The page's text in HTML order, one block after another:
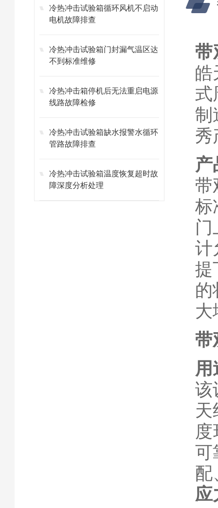
冷热冲击试验箱循环风机不启动
电机故障排查
冷热冲击试验箱门封漏气温区达
不到标准维修
冷热冲击箱停机后无法重启电源
线路故障检修
冷热冲击试验箱缺水报警水循环
管路故障排查
冷热冲击试验箱温度恢复超时故
障深度分析处理
带
皓
式
制
秀
产
带
标
计
提
的
大
带
用
该
可
配
应